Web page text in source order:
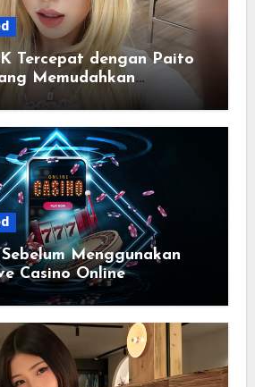
Tercepat dengan Paito
Memudahkan
Data
Menggunakan
Casino Online